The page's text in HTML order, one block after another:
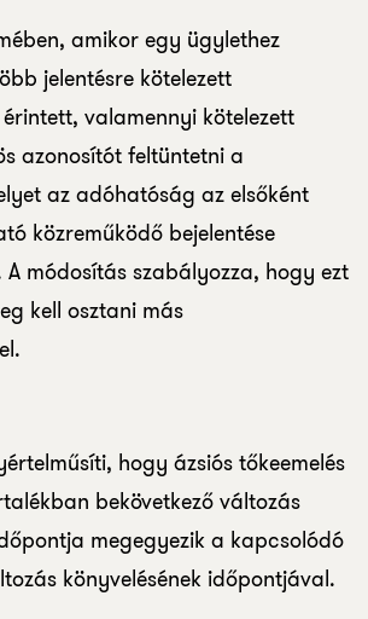
amikor egy ügylethez
jelentésre kötelezett
valamennyi kötelezett
azonosítót feltüntetni a
az adóhatóság az elsőként
közreműködő bejelentése
módosítás szabályozza, hogy ezt
kell osztani más
hogy ázsiós tőkeemelés
bekövetkező változás
megegyezik a kapcsolódó
könyvelésének időpontjával.